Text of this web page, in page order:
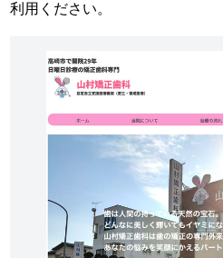
利用ください。